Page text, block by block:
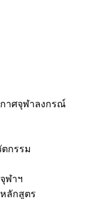
าศจุฬาลงกรณ์
กรรม
ฬาฯ
ลักสูตร